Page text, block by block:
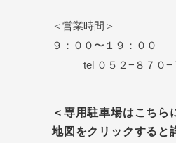
＜営業時間＞
９：００〜１９：００
tel ０５２−８７０−
＜専用駐車場はこち
地図をクリックすると